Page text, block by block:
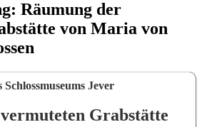
Räumung der
von Maria von
Jever
Grabstätte